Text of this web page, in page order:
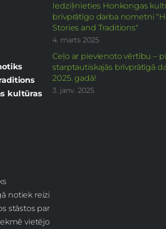
Iedziļinieties Honkongas
brīvprātīgo darba nometni
Stories and Traditions"
4. marts 2025
Ceļo ar pievienoto vērtību –
starptautiskajās brīvprātīgā
2025. gadā!
3. janv. 2025
kultūras
notiek reizi
stāstos par
vietējo